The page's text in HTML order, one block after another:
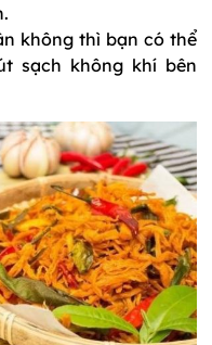
không thì bạn có thể
sạch không khí bên